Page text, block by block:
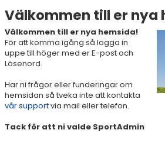
MATCHER
Välkommen till er nya
Välkommen till er nya hemsida!
För att komma igång så logga in
uppe till höger med er E-post och
Lösenord.
Har ni frågor eller funderingar om
hemsidan så tveka inte att kontakta
vår supportvia mail eller telefon.
Tack för att ni valde SportAdmin